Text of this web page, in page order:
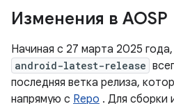
Изменения в AOSP
Начиная с 27 марта 2025
android-latest-release
последняя ветка релиза,
напрямую с Repo . Для сборки